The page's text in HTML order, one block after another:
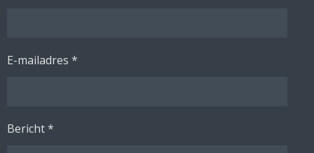
E-mailadres *
Bericht *